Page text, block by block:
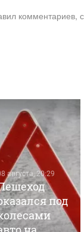
комментариев,
августа, 20:29
под